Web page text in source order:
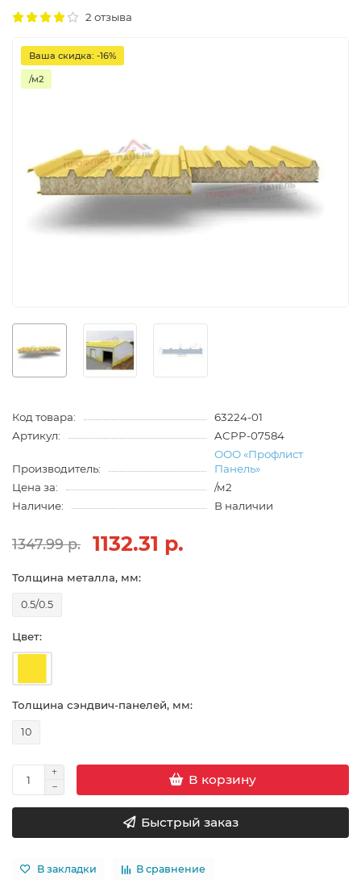
2 отзыва
Ваша скидка: -16%
/м2
Код товара:
63224-01
Артикул:
ACPP-07584
Производитель:
ООО «Профлист
Панель»
Цена за:
/м2
Наличие:
В наличии
1347.99 р. 1132.31 р.
Толщина металла, мм:
0.5/0.5
Цвет:
Толщина сэндвич-панелей, мм:
10
В корзину
Быстрый заказ
В закладки В сравнение